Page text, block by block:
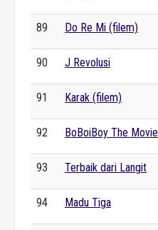
89 Do Re Mi (filem)
90 J Revolusi
91 Karak (filem)
92 BoBoiBoy The Movie
93 Terbaik dari Langit
94 Madu Tiga